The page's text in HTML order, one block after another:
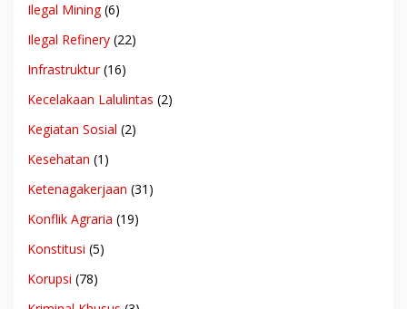
Ilegal Mining(6)
Ilegal Refinery (22)
Infrastruktur(16)
Kecelakaan Lalulintas (2)
Kegiatan Sosial (2)
Kesehatan (1)
Ketenagakerjaan (31)
Konflik Agraria (19)
Konstitusi (5)
Korupsi (78)